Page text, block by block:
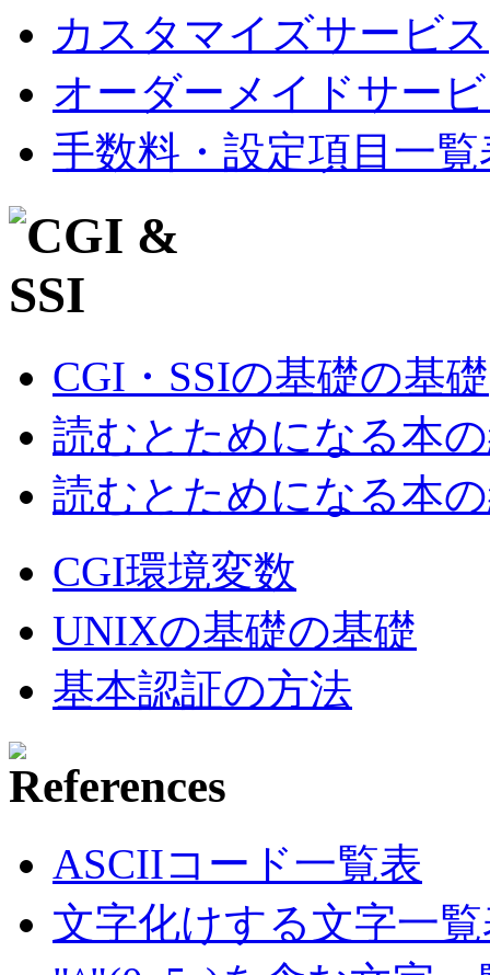
カスタマイズサービス
オーダーメイドサー
手数料・設定項目一覧
CGI・SSIの基礎の基礎
読むとためになる本
読むとためになる本
CGI環境変数
UNIXの基礎の基礎
基本認証の方法
ASCIIコード一覧表
文字化けする文字一